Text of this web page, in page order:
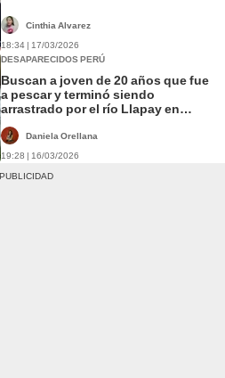
Cinthia Alvarez
18:34 | 17/03/2026
DESAPARECIDOS PERÚ
Buscan a joven de 20 años que fue
a pescar y terminó siendo
arrastrado por el río Llapay en
Daniela Orellana
19:28 | 16/03/2026